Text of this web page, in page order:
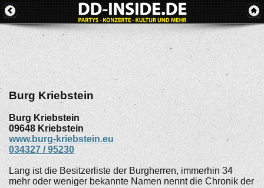
Burg Kriebstein
Burg Kriebstein
09648 Kriebstein
www.burg-kriebstein.eu
034327 / 95230
Lang ist die Besitzerliste der Burgherren, immerhin 34
mehr oder weniger bekannte Namen nennt die Chronik der